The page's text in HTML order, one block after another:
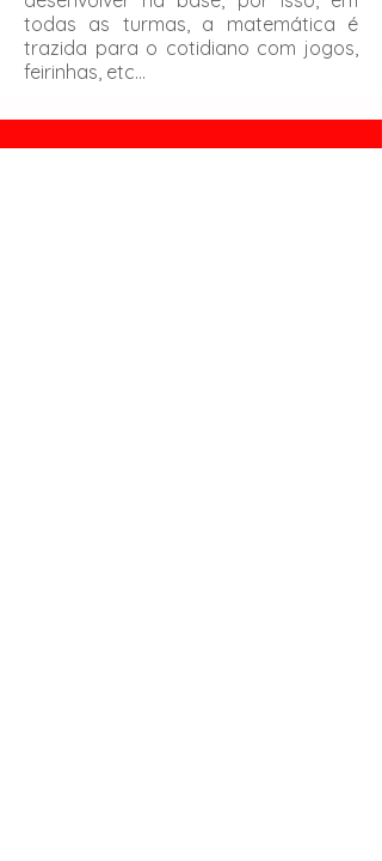
todas as turmas, a matemática é
trazida para o cotidiano com jogos,
feirinhas, etc...